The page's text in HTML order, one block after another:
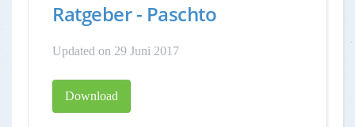
Ratgeber - Paschto
Updated on 29 Juni 2017
Download